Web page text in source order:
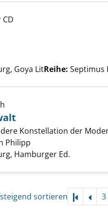
Goya LitReihe: Septimus
und Gewalt anzeigen
Konstellation der
Philipp
Hamburger Ed.
sortieren 3